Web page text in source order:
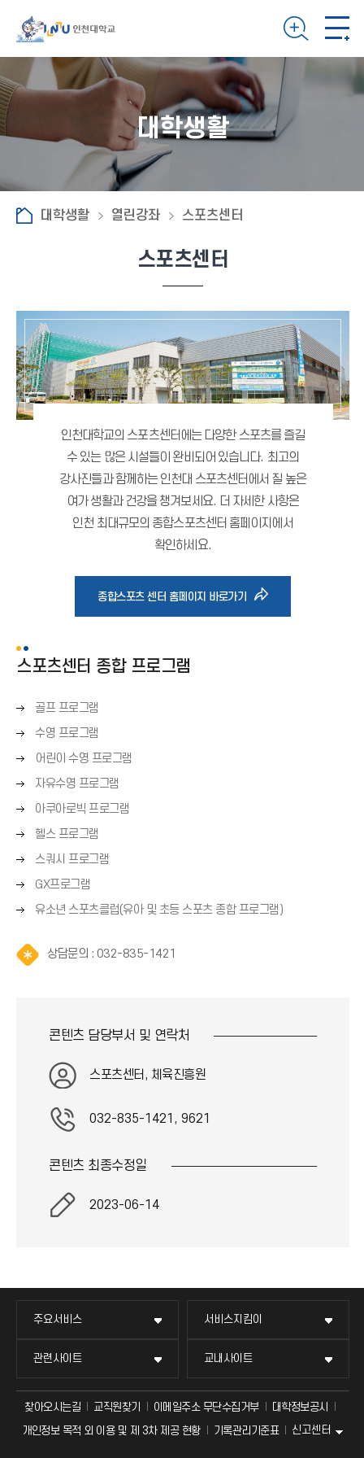
대학생활
대학생활 열린강좌 스포츠센터
스포츠센터
인천대학교의 스포츠센터에는 다양한 스포츠를 즐길
수 있는 많은 시설들이 완비되어 있습니다. 최고의
강사진들과 함께하는 인천대 스포츠센터에서 질 높은
여가 생활과 건강을 챙겨보세요. 더 자세한 사항은
인천 최대규모의 종합스포츠센터 홈페이지에서
확인하세요.
종합스포츠 센터 홈페이지 바로가기 바
스포츠센터 종합 프로그램
오
른
쪽
화
살
표
(
→
골프 프로그램
오
른
쪽
화
살
표
(
→
수영 프로그램
오
른
쪽
화
살
표
(
→
어린이 수영 프로그램
오
른
쪽
화
살
(
→
자유수영 프로그램
오
른
쪽
화
살
(
아쿠아로빅 프로그램
오
른
쪽
화
살
표
→
헬스 프로그램
오
쪽
화
(
스쿼시 프로그램
오
른
쪽
살
GX프로그램
오
화
유소년 스포츠클럽(유아 및 초등 스포츠 종합 프로그램)
상담문의 : 032-835-1421
이
)
콘텐츠 담당부서 및 연락처
스포츠센터, 체육진흥원
032-835-1421, 9621
콘텐츠 최종수정일
2023-06-14
주요서비스 서비스지킴이
관련사이트 교내사이트
찾아오시는길 교직원찾기 이메일주소 무단수집거부
대학정보공시
개인정보 목적 외 이용 및 제 3차 제공 현황
기록관리기준표 신고센터